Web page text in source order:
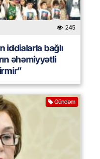
245
iddialarla bağlı
əhəmiyyətli
Gündəm